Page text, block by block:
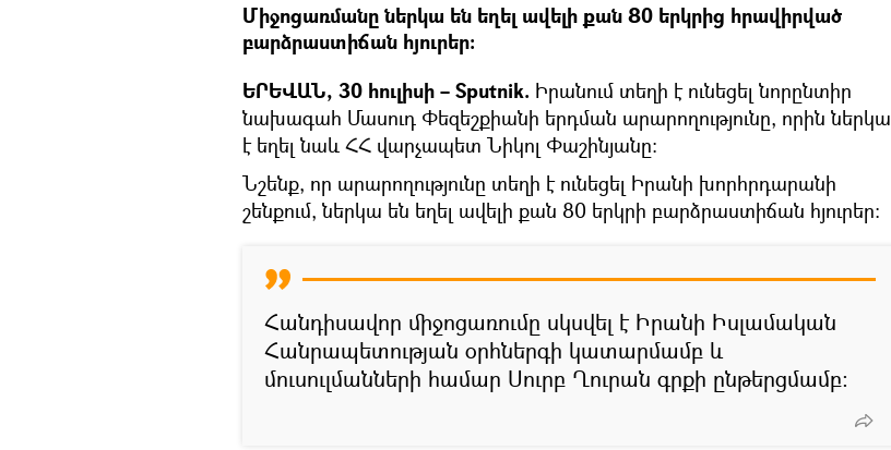
Միջոցառմանը ներկա են եղել ավելի քան 80 երկրից հրավիրված
բարձրաստիճան հյուրեր։
ԵՐԵՎԱՆ, 30 հուլիսի – Sputnik. Իրանում տեղի է ունեցել նորընտիր
նախագահ Մասուդ Փեզեշքիանի երդման արարողությունը, որին ներկա
է եղել նաև ՀՀ վարչապետ Նիկոլ Փաշինյանը։
Նշենք, որ արարողությունը տեղի է ունեցել Իրանի խորհրդարանի
շենքում, ներկա են եղել ավելի քան 80 երկրի բարձրաստիճան հյուրեր։
Հանդիսավոր միջոցառումը սկսվել է Իրանի Իսլամական
Հանրապետության օրհներգի կատարմամբ և
մուսուլմանների համար Սուրբ Ղուրան գրքի ընթերցմամբ։